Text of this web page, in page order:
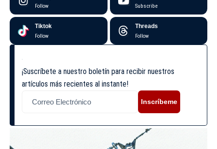
Follow Subscribe
Tiktok
Follow
Threads
Follow
¡Suscríbete a nuestro boletín para recibir nuestros
artículos más recientes al instante!
Inscríbeme